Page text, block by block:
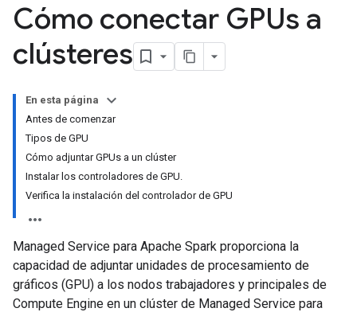
Cómo conectar GPUs a
clústeres
En esta página
Antes de comenzar
Tipos de GPU
Cómo adjuntar GPUs a un clúster
Instalar los controladores de GPU.
Verifica la instalación del controlador de GPU
Managed Service para Apache Spark proporciona la
capacidad de adjuntar unidades de procesamiento de
gráficos (GPU) a los nodos trabajadores y principales de
Compute Engine en un clúster de Managed Service para